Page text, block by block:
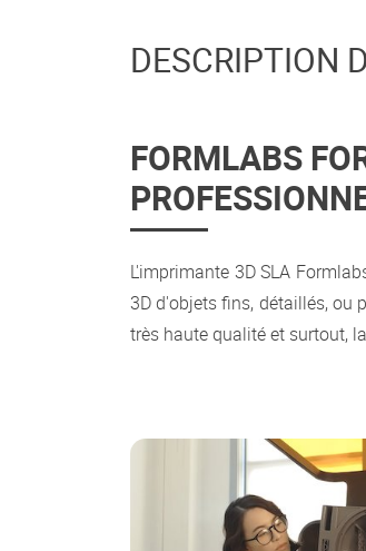
DESCRIPTION
FORMLABS
L'imprimante 3D SLA
3D d'objets fins, détaillés, ou
très haute qualité et surtout,